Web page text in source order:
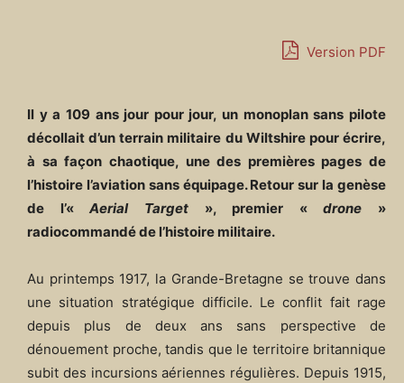
Version PDF
Il y a 109 ans jour pour jour, un monoplan sans pilote
décollait d’un terrain militaire du Wiltshire pour écrire,
à sa façon chaotique, une des premières pages de
l’histoire l’aviation sans équipage. Retour sur la genèse
de l’«Aerial Target», premier «drone »
radiocommandé de l’histoire militaire.
Au printemps 1917, la Grande-Bretagne se trouve dans
une situation stratégique difficile. Le conflit fait rage
depuis plus de deux ans sans perspective de
dénouement proche, tandis que le territoire britannique
subit des incursions aériennes régulières. Depuis 1915,